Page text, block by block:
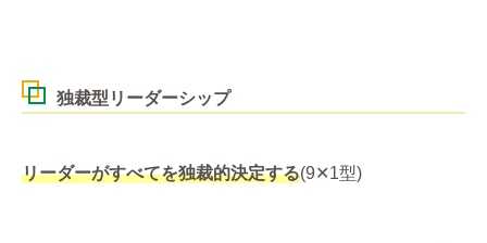
独裁型リーダーシップ
リーダーがすべてを独裁的決定する(9✕1型)